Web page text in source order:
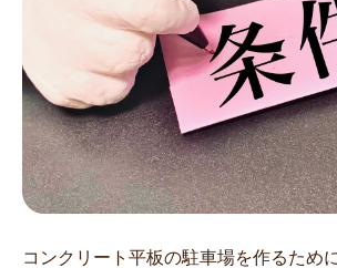
コンクリート平板の駐車場を作るため